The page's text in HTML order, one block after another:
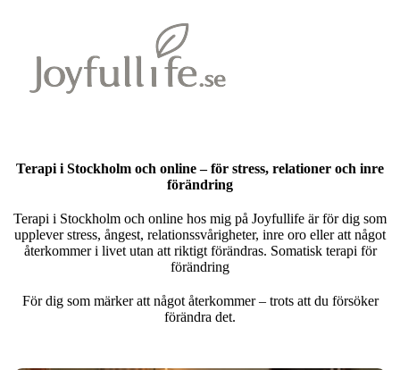
Terapi i Stockholm och online – för stress, relationer och inre
förändring
Terapi i Stockholm och online hos mig på Joyfullife är för dig som
upplever stress, ångest, relationssvårigheter, inre oro eller att något
återkommer i livet utan att riktigt förändras. Somatisk terapi för
förändring
För dig som märker att något återkommer – trots att du försöker
förändra det.